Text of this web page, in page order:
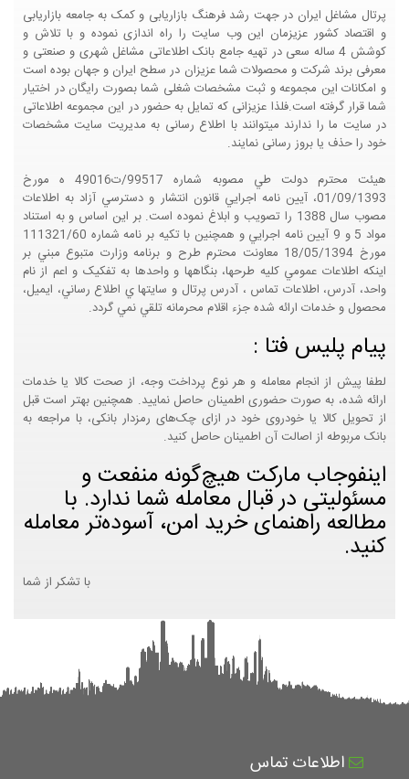
پرتال مشاغل ایران در جهت رشد فرهنگ بازاریابی و کمک به جامعه بازاریابی
و اقتصاد کشور عزیزمان این وب سایت را راه اندازی نموده و با تلاش و
کوشش 4 ساله سعی در تهیه جامع بانک اطلاعاتی مشاغل شهری و صنعتی و
معرفی برند شرکت و محصولات شما عزیزان در سطح ایران و جهان بوده است
و امکانات این مجموعه و ثبت مشخصات شغلی شما بصورت رایگان در اختیار
شما قرار گرفته است.فلذا عزیزانی که تمایل به حضور در این مجموعه اطلاعاتی
در سایت ما را ندارند میتوانند با اطلاع رسانی به مدیریت سایت مشخصات
خود را حذف یا بروز رسانی نمایند.
هيئت محترم دولت طي مصوبه شماره 99517/ت49016 ه مورخ
01/09/1393، آيين نامه اجرايي قانون انتشار و دسترسي آزاد به اطلاعات
مصوب سال 1388 را تصويب و ابلاغ نموده است. بر اين اساس و به استناد
مواد 5 و 9 آيين نامه اجرايي و همچنين با تکيه بر نامه شماره 111321/60
مورخ 18/05/1394 معاونت محترم طرح و برنامه وزارت متبوع مبني بر
اينکه اطلاعات عمومي کليه طرحها، بنگاهها و واحدها به تفکيک و اعم از نام
واحد، آدرس، اطلاعات تماس ، آدرس پرتال و سايتها ي اطلاع رساني، ايميل،
محصول و خدمات ارائه شده جزء اقلام محرمانه تلقي نمي گردد.
پیام پلیس فتا :
لطفا پیش از انجام معامله و هر نوع پرداخت وجه، از صحت کالا یا خدمات
ارائه شده، به صورت حضوری اطمینان حاصل نمایید. همچنین بهتر است قبل
از تحویل کالا یا خودروی خود در ازای چک‌های رمزدار بانکی، با مراجعه به
بانک مربوطه از اصالت آن اطمینان حاصل کنید.
اینفوجاب مارکت هیچ‌گونه منفعت و
مسئولیتی در قبال معامله شما ندارد. با
مطالعه راهنمای خرید امن، آسوده‌تر معامله
کنید.
با تشکر از شما
اطلاعات تماس